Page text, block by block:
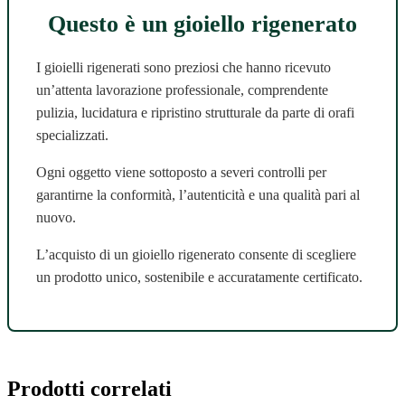
Questo è un gioiello rigenerato
I gioielli rigenerati sono preziosi che hanno ricevuto
un’attenta lavorazione professionale, comprendente
pulizia, lucidatura e ripristino strutturale da parte di orafi
specializzati.
Ogni oggetto viene sottoposto a severi controlli per
garantirne la conformità, l’autenticità e una qualità pari al
nuovo.
L’acquisto di un gioiello rigenerato consente di scegliere
un prodotto unico, sostenibile e accuratamente certificato.
Prodotti correlati